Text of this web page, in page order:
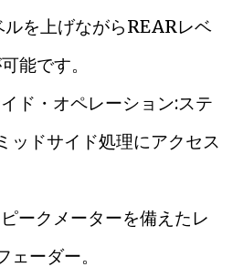
を上げながらREARレベ
能です。
ド・オペレーション:ステ
ッドサイド処理にアクセス
ークメーターを備えたレ
ーダー。